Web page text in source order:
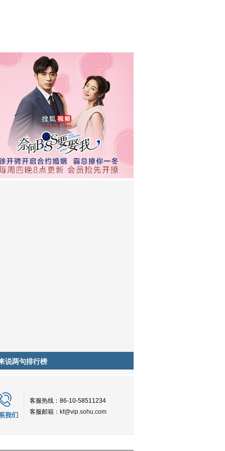
说两句排行榜
客服热线：86-10-58511234
客服邮箱： kf@vip.sohu.com